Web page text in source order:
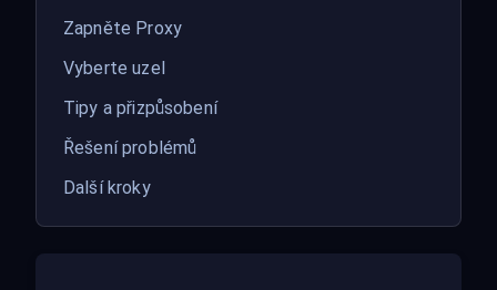
Zapněte Proxy
Vyberte uzel
Tipy a přizpůsobení
Řešení problémů
Další kroky